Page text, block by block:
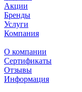
Акции
Бренды
Услуги
Компания
О компании
Сертификаты
Отзывы
Информация